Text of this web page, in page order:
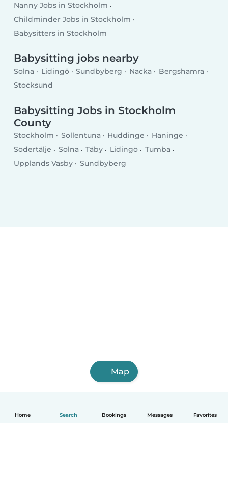
Home Search Bookings Messages Favorites
Nanny Jobs in Stockholm
Childminder Jobs in Stockholm
Babysitters in Stockholm
Babysitting jobs nearby
Solna Lidingö Sundbyberg Nacka
Bergshamra
Stocksund
Babysitting Jobs in Stockholm
County
Stockholm Sollentuna Huddinge
Haninge
Södertälje
Solna Täby Lidingö
Tumba
Upplands Vasby
Sundbyberg
Map